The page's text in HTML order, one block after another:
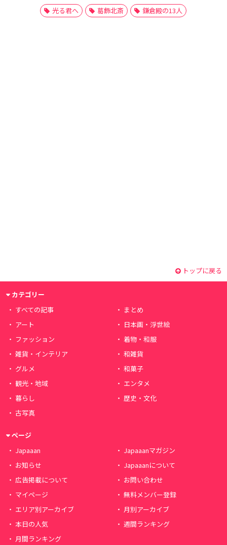
光る君へ
葛飾北斎 鎌倉殿の13人
トップに戻る
カテゴリー
すべての記事
まとめ
アート
日本画・浮世絵
ファッション
着物・和服
雑貨・インテリア
和雑貨
グルメ
和菓子
観光・地域
エンタメ
暮らし
歴史・文化
古写真
ページ
Japaaan
Japaaanマガジン
お知らせ
Japaaanについて
広告掲載について
お問い合わせ
マイページ
無料メンバー登録
エリア別アーカイブ
月別アーカイブ
本日の人気
週間ランキング
月間ランキング